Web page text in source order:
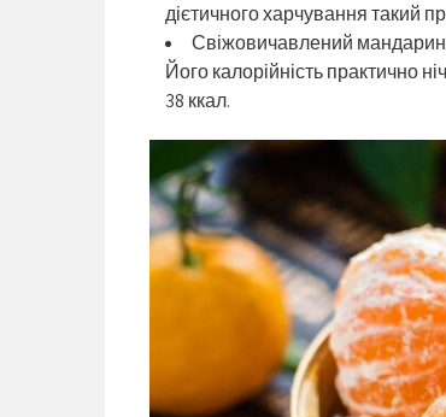
дієтичного харчування такий
Свіжовичавлений
Його калорійність практично
38 ккал.